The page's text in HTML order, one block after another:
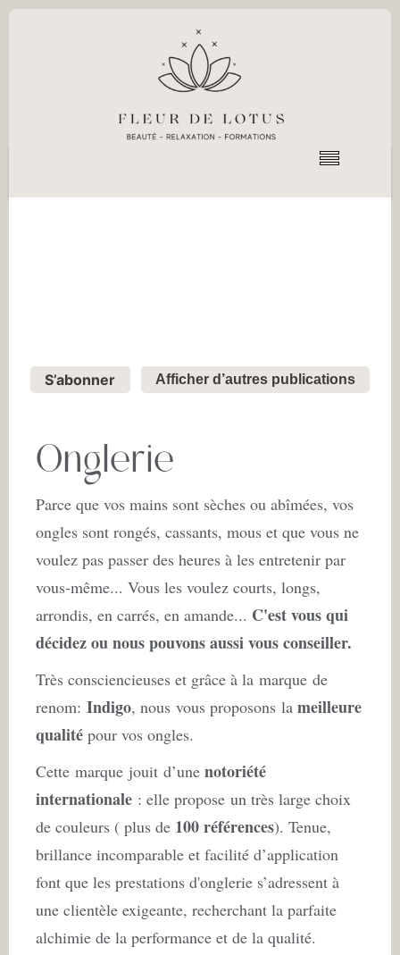
Onglerie
Parce que vos mains sont sèches ou abîmées, vos
ongles sont rongés, cassants, mous et que vous ne
voulez pas passer des heures à les entretenir par
vous-même... Vous les voulez courts, longs,
arrondis, en carrés, en amande... C'est vous qui
décidez ou nous pouvons aussi vous conseiller.
Très consciencieuses et grâce à la marque de
renom: Indigo, nous vous proposons la meilleure
qualité pour vos ongles.
Cette marque jouit d’une notoriété
internationale : elle propose un très large choix
de couleurs ( plus de 100 références). Tenue,
brillance incomparable et facilité d’application
font que les prestations d'onglerie s’adressent à
une clientèle exigeante, recherchant la parfaite
alchimie de la performance et de la qualité.